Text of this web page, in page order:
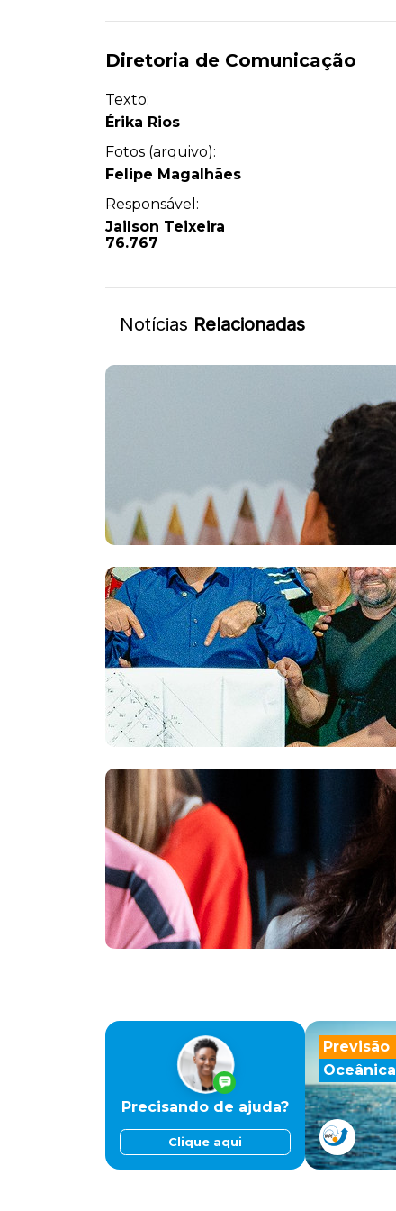
Diretoria de Comunicação
Texto:
Érika Rios
Fotos (arquivo):
Felipe Magalhães
Responsável:
Jailson Teixeira
76.767
Notícias Relacionadas
Previsão
Oceânica
Precisando de ajuda?
Clique aqui